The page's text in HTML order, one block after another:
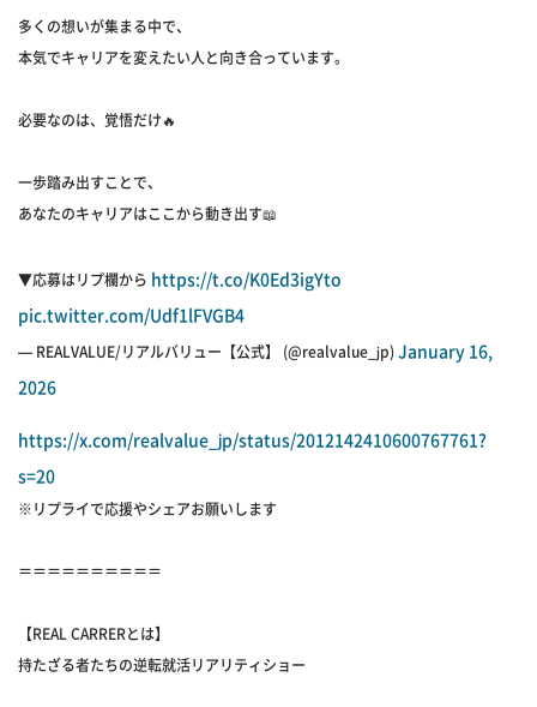
多くの想いが集まる中で、
本気でキャリアを変えたい人と向き合っています。
必要なのは、覚悟だけ🔥
一歩踏み出すことで、
あなたのキャリアはここから動き出す📖
▼応募はリプ欄から https://t.co/K0Ed3igYto
pic.twitter.com/Udf1lFVGB4
— REALVALUE/リアルバリュー【公式】 (@realvalue_jp)January 16,
2026
https://x.com/realvalue_jp/status/2012142410600767761?
s=20
※リプライで応援やシェアお願いします
＝＝＝＝＝＝＝＝＝＝
【REAL CARRERとは】
持たざる者たちの逆転就活リアリティショー